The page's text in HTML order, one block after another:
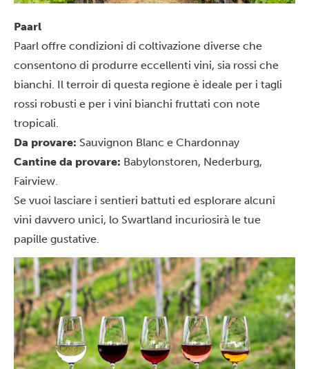
Paarl
Paarl offre condizioni di coltivazione diverse che
consentono di produrre eccellenti vini, sia rossi che
bianchi. Il terroir di questa regione è ideale per i tagli
rossi robusti e per i vini bianchi fruttati con note
tropicali.
Da provare: Sauvignon Blanc e Chardonnay
Cantine da provare: Babylonstoren, Nederburg,
Fairview.
Se vuoi lasciare i sentieri battuti ed esplorare alcuni
vini davvero unici, lo Swartland incuriosirà le tue
papille gustative.